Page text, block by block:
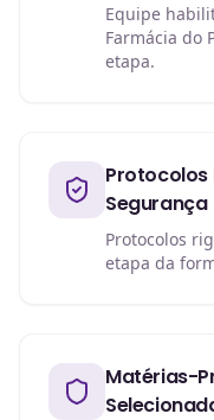
Equipe
Farmácia do
etapa.
Protocolos
Segurança
Protocolos
etapa da
Matérias-